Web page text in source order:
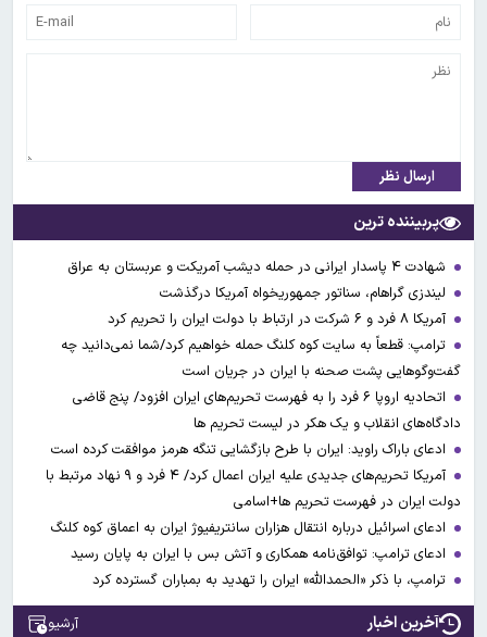
ارسال نظر
پربیننده ترین
شهادت ۴ پاسدار ایرانی در حمله دیشب آمریکت و عربستان به عراق
لیندزی گراهام، سناتور جمهوریخواه آمریکا درگذشت
آمریکا ۸ فرد و ۶ شرکت در ارتباط با دولت ایران را تحریم کرد
ترامپ: قطعاً به سایت کوه کلنگ حمله خواهیم کرد/شما نمی‌دانید چه
گفت‌وگوهایی پشت صحنه با ایران در جریان است
اتحادیه اروپا ۶ فرد را به فهرست تحریم‌های ایران افزود/ پنج قاضی
دادگاه‌های انقلاب و یک هکر در لیست تحریم ها
ادعای باراک راوید: ایران با طرح بازگشایی تنگه هرمز موافقت کرده است
آمریکا تحریم‌های جدیدی علیه ایران اعمال کرد/ ۴ فرد و ۹ نهاد مرتبط با
دولت ایران در فهرست تحریم ها+اسامی
ادعای اسرائیل درباره انتقال هزاران سانتریفیوژ ایران به اعماق کوه کلنگ
ادعای ترامپ: توافق‌نامه همکاری و آتش بس با ایران به پایان رسید
ترامپ، با ذکر «الحمدالله» ایران را تهدید به بمباران گسترده کرد
آخرین اخبار آرشیو